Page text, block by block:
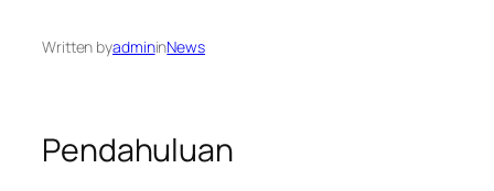
Written byadmininNews
Pendahuluan